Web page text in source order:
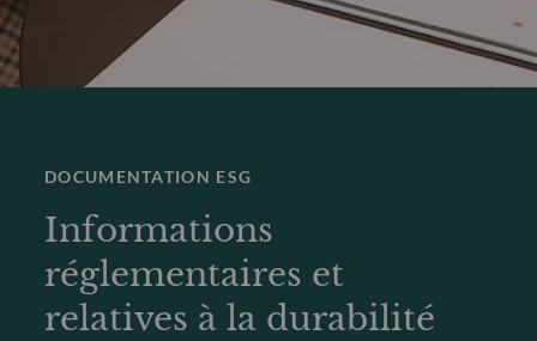
DOCUMENTATION ESG
Informations
réglementaires et
relatives à la durabilité